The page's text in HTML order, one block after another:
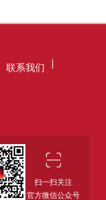
联系我们
扫一扫关注
官方微信公众号